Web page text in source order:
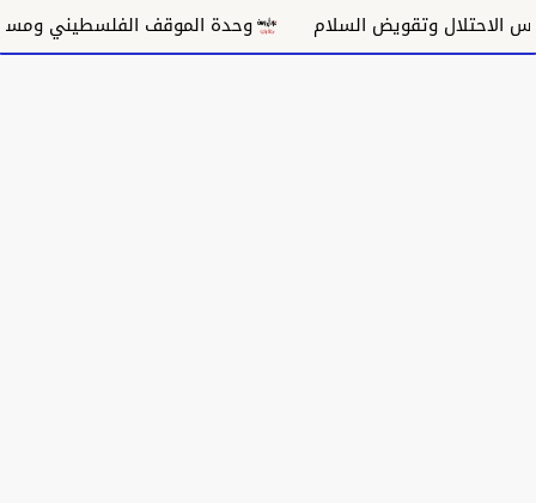
وتقويض السلام وحدة الموقف الفلسطيني ومسار